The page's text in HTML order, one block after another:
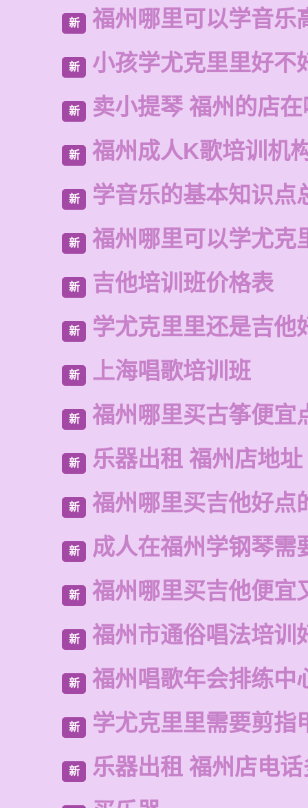
新 福州哪里可以学音乐
新 小孩学尤克里里好不
新 卖小提琴 福州的店
新 福州成人K歌培训机
新 学音乐的基本知识点
新 福州哪里可以学尤克
新 吉他培训班价格表
新 学尤克里里还是吉他
新 上海唱歌培训班
新 福州哪里买古筝便宜
新 乐器出租 福州店地址
新 福州哪里买吉他好点
新 成人在福州学钢琴需
新 福州哪里买吉他便宜
新 福州市通俗唱法培训
新 福州唱歌年会排练中
新 学尤克里里需要剪指
新 乐器出租 福州店电